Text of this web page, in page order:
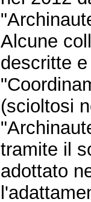
Alcune
descritte
(scioltosi
tramite il
adottato